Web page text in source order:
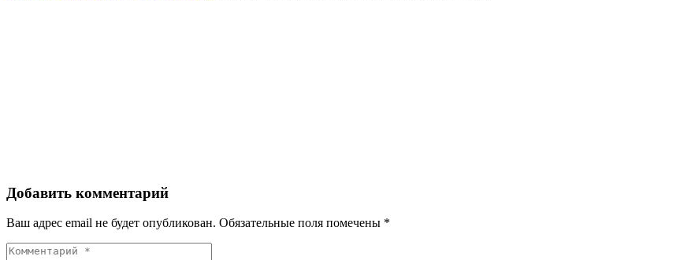
Добавить комментарий
Ваш адрес email не будет опубликован. Обязательные поля помечены *